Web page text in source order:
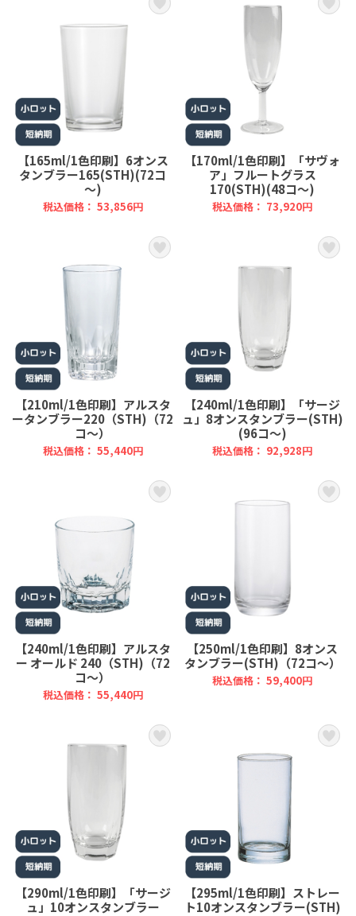
【165ml/1色印刷】6オンス
タンブラー165(STH)(72コ
～)
税込価格： 53,856円
【170ml/1色印刷】「サヴォ
ア」フルートグラス
170(STH)(48コ～)
税込価格： 73,920円
【210ml/1色印刷】アルスタ
ータンブラー220（STH)（72
コ～）
税込価格： 55,440円
【240ml/1色印刷】「サージ
ュ」8オンスタンブラー(STH)
(96コ～)
税込価格： 92,928円
【240ml/1色印刷】アルスタ
ー オールド 240（STH)（72
コ～）
税込価格： 55,440円
【250ml/1色印刷】8オンス
タンブラー(STH)（72コ～）
税込価格： 59,400円
【290ml/1色印刷】「サージ
ュ」10オンスタンブラー
【295ml/1色印刷】ストレー
ト10オンスタンブラー(STH)